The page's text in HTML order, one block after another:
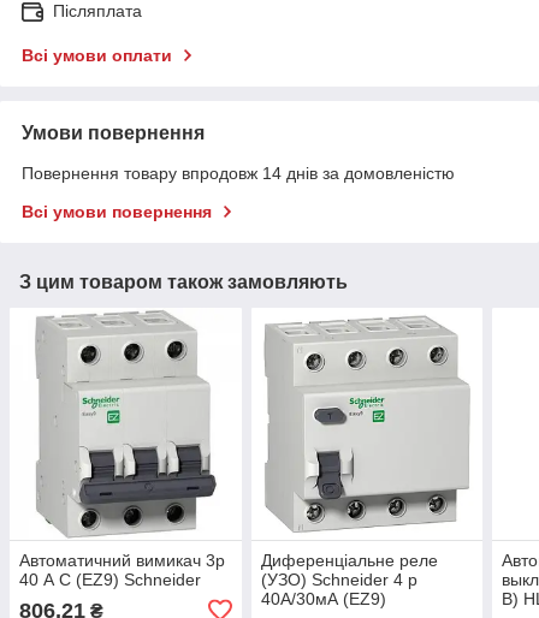
Післяплата
Всі умови оплати
Умови повернення
Повернення товару впродовж 14 днів за домовленістю
Всі умови повернення
З цим товаром також замовляють
Автоматичний вимикач 3р
40 А С (EZ9) Schneider
806,21 ₴
Диференціальне реле
(УЗО) Schneider 4 р
40А/30мА (EZ9)
В)